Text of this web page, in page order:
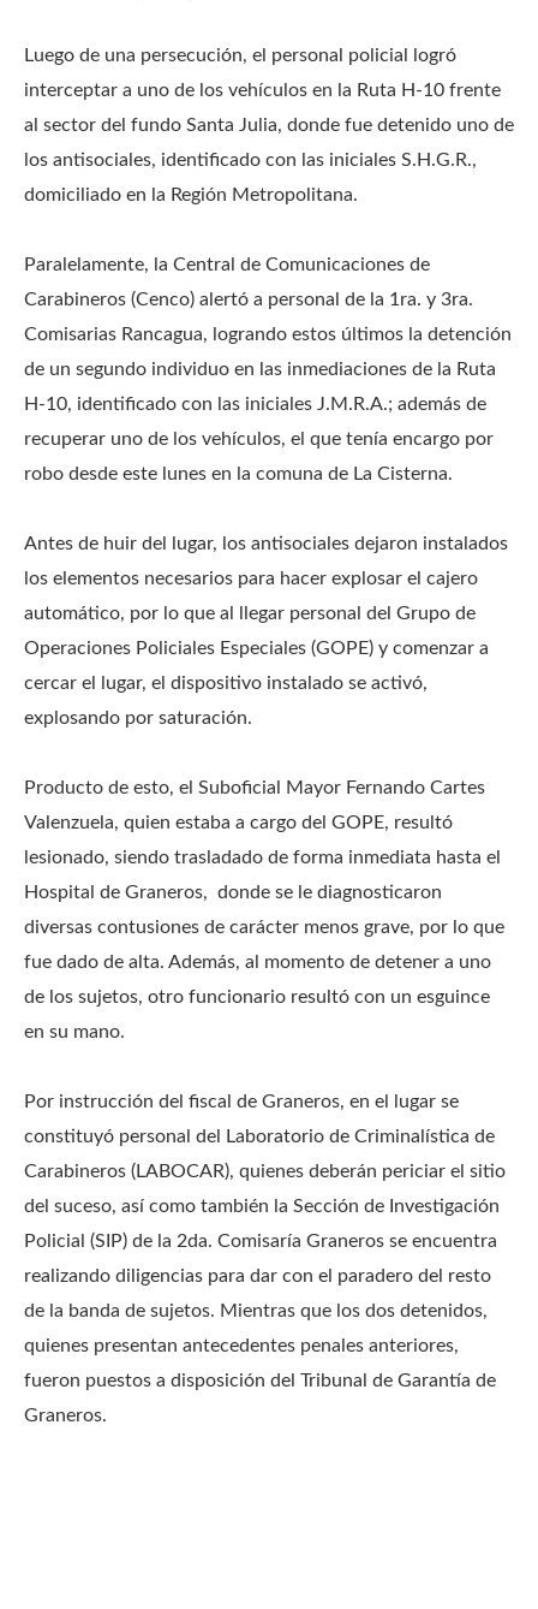
Luego de una persecución, el personal policial logró
interceptar a uno de los vehículos en la Ruta H-10 frente
al sector del fundo Santa Julia, donde fue detenido uno de
los antisociales, identificado con las iniciales S.H.G.R.,
domiciliado en la Región Metropolitana.
Paralelamente, la Central de Comunicaciones de
Carabineros (Cenco) alertó a personal de la 1ra. y 3ra.
Comisarias Rancagua, logrando estos últimos la detención
de un segundo individuo en las inmediaciones de la Ruta
H-10, identificado con las iniciales J.M.R.A.; además de
recuperar uno de los vehículos, el que tenía encargo por
robo desde este lunes en la comuna de La Cisterna.
Antes de huir del lugar, los antisociales dejaron instalados
los elementos necesarios para hacer explosar el cajero
automático, por lo que al llegar personal del Grupo de
Operaciones Policiales Especiales (GOPE) y comenzar a
cercar el lugar, el dispositivo instalado se activó,
explosando por saturación.
Producto de esto, el Suboficial Mayor Fernando Cartes
Valenzuela, quien estaba a cargo del GOPE, resultó
lesionado, siendo trasladado de forma inmediata hasta el
Hospital de Graneros, donde se le diagnosticaron
diversas contusiones de carácter menos grave, por lo que
fue dado de alta. Además, al momento de detener a uno
de los sujetos, otro funcionario resultó con un esguince
en su mano.
Por instrucción del fiscal de Graneros, en el lugar se
constituyó personal del Laboratorio de Criminalística de
Carabineros (LABOCAR), quienes deberán periciar el sitio
del suceso, así como también la Sección de Investigación
Policial (SIP) de la 2da. Comisaría Graneros se encuentra
realizando diligencias para dar con el paradero del resto
de la banda de sujetos. Mientras que los dos detenidos,
quienes presentan antecedentes penales anteriores,
fueron puestos a disposición del Tribunal de Garantía de
Graneros.